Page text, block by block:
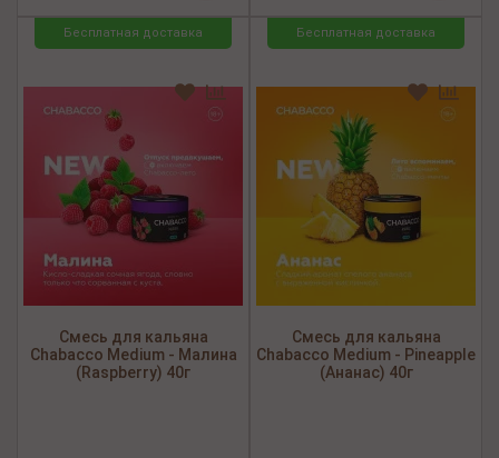
Бесплатная доставка
Смесь для кальяна
Chabacco Medium - Малина
(Raspberry) 40г
Бесплатная доставка
Смесь для кальяна
Chabacco Medium - Pineapple
(Ананас) 40г